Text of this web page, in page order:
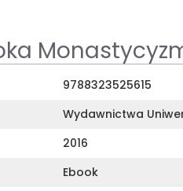
9788323525615
Wydawnictwa
2016
Ebook